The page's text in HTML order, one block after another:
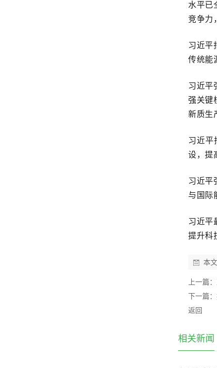
水平已
竞争力
习近平
传统能
习近平
强关键
新质生
习近平
设，提
习近平
与国际
习近平
提升科
本
上一篇：
下一篇：
返回
相关新闻